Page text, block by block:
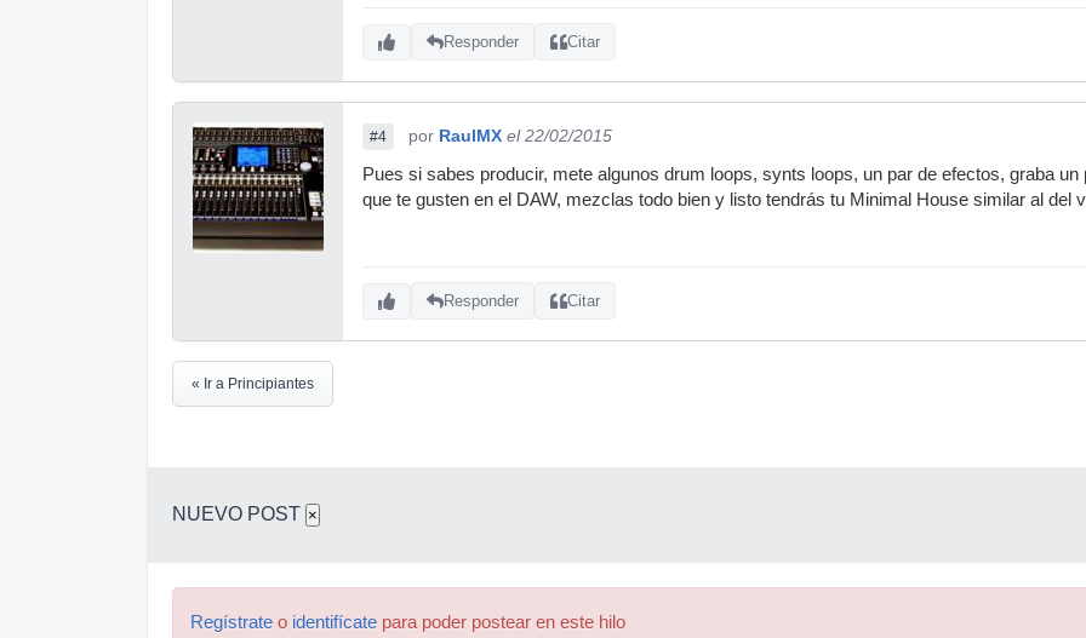
Responder Citar
#4 por RaulMX el 22/02/2015
Pues si sabes producir, mete algunos drum loops, synts loops, un par de efectos, graba
que te gusten en el DAW, mezclas todo bien y listo tendrás tu Minimal House similar al del
Responder Citar
« Ir a Principiantes
NUEVO POST ×
Regístrate o identifícate para poder postear en este hilo